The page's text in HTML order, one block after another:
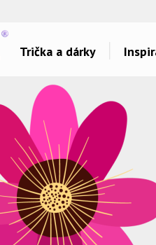
Trička a dárky
Inspirace na potisk
Láska
Sport a auta
Dětské
Hlášky
Humor
Hudba & Film
Autorská grafika
Vše..